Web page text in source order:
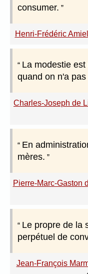
consumer.
Henri-Frédéric Amiel
La modestie
quand on n'a
Charles-Joseph de
En
mères.
Pierre-Marc-Gaston
Le propre de la
perpétuel de
Jean-François